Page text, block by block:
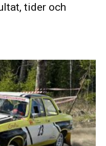
tider och